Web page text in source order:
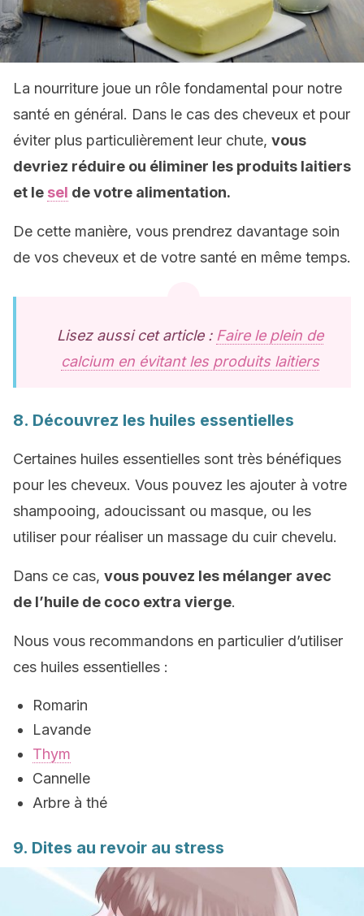
La nourriture joue un rôle fondamental pour notre
santé en général. Dans le cas des cheveux et pour
éviter plus particulièrement leur chute, vous
devriez réduire ou éliminer les produits laitiers
et le sel de votre alimentation.
De cette manière, vous prendrez davantage soin
de vos cheveux et de votre santé en même temps.
Lisez aussi cet article : Faire le plein de
calcium en évitant les produits laitiers
8. Découvrez les huiles essentielles
Certaines huiles essentielles sont très bénéfiques
pour les cheveux. Vous pouvez les ajouter à votre
shampooing, adoucissant ou masque, ou les
utiliser pour réaliser un massage du cuir chevelu.
Dans ce cas, vous pouvez les mélanger avec
de l’huile de coco extra vierge.
Nous vous recommandons en particulier d’utiliser
ces huiles essentielles :
Romarin
Lavande
Thym
Cannelle
Arbre à thé
9. Dites au revoir au stress